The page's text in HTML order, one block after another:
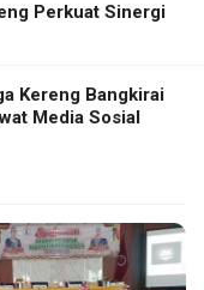
Perkuat Sinergi
Kereng Bangkirai
Media Sosial